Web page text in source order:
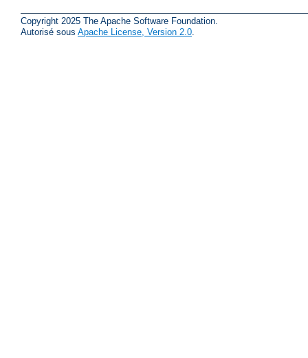
Copyright 2025 The Apache Software Foundation.
Autorisé sous Apache License, Version 2.0